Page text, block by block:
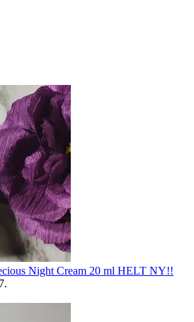
Night Cream 20 ml HELT NY!!
.